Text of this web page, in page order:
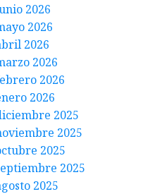
2026
2026
2026
2026
2026
2026
2025
2025
2025
2025
2025